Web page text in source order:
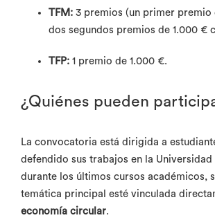
TFM:3 premios (un primer premio
dos segundos premios de 1.000 €
TFP:1 premio de 1.000 €.
¿Quiénes pueden
La convocatoria está dirigida a
defendido sus trabajos en la Universidad
durante los últimos cursos académicos,
temática principal esté vinculada
economía circular.